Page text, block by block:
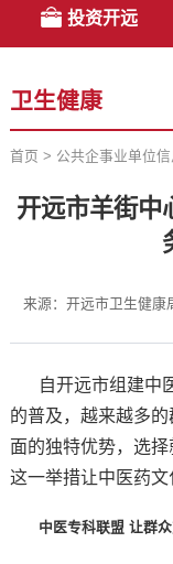
投资开远
卫生健康
首页 > 公共企事业单位
开远市羊街中
来源：开远市卫生健康
自开远市组建中
的普及，越来越多
面的独特优势，选择
这一举措让中医药文
中医专科联盟 让群